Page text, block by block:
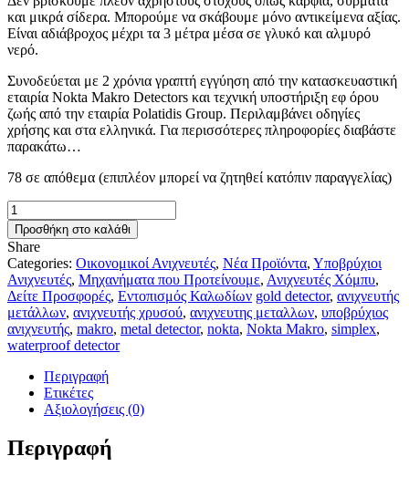
και μικρά σίδερα. Μπορούμε να σκάβουμε μόνο αντικείμενα αξίας.
Είναι αδιάβροχος μέχρι τα 3 μέτρα μέσα σε γλυκό και αλμυρό
νερό.
Συνοδεύεται με 2 χρόνια γραπτή εγγύηση από την κατασκευαστική
εταιρία Nokta Makro Detectors και τεχνική υποστήριξη εφ όρου
ζωής από την εταιρία Polatidis Group. Περιλαμβάνει οδηγίες
χρήσης και στα ελληνικά. Για περισσότερες πληροφορίες διαβάστε
παρακάτω…
78 σε απόθεμα (επιπλέον μπορεί να ζητηθεί κατόπιν παραγγελίας)
ΠΡΟΣΦΟΡΑ
'3'
Simplex+
PulseDive
Pointer
+
Premium
Digger
+
Λονδίνο
ποσότητα
Προσθήκη στο καλάθι
Share
Categories: Οικονομικοί Ανιχνευτές, Νέα Προϊόντα, Υποβρύχιοι
Ανιχνευτές, Μηχανήματα που Προτείνουμε, Ανιχνευτές Χόμπυ,
Δείτε Προσφορές, Εντοπισμός Καλωδίων gold detector, ανιχνευτής
μετάλλων, ανιχνευτής χρυσού, ανιχνευτης μεταλλων, υποβρύχιος
ανιχνευτής, makro, metal detector, nokta, Nokta Makro, simplex,
waterproof detector
Περιγραφή
Ετικέτες
Αξιολογήσεις (0)
Περιγραφή